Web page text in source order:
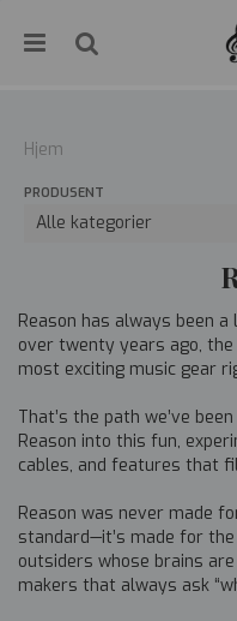
Hjem
PRODUSENT
Reason has always been
over twenty years ago,
most exciting music gear
That’s the path we’ve
Reason into this fun,
cables, and features that
Reason was never made
standard—it’s made for
outsiders whose brains
makers that always ask